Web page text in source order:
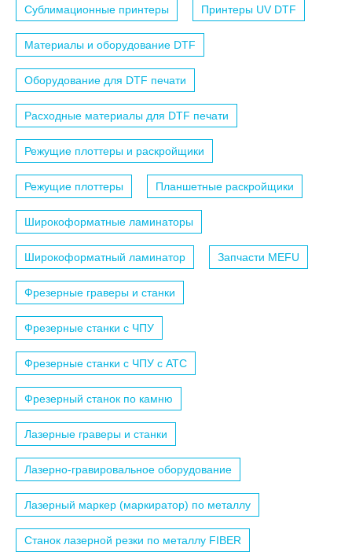
Сублимационные принтеры Принтеры UV DTF
Материалы и оборудование DTF
Оборудование для DTF печати
Расходные материалы для DTF печати
Режущие плоттеры и раскройщики
Режущие плоттеры Планшетные раскройщики
Широкоформатные ламинаторы
Широкоформатный ламинатор Запчасти MEFU
Фрезерные граверы и станки
Фрезерные станки с ЧПУ
Фрезерные станки с ЧПУ c АТС
Фрезерный станок по камню
Лазерные граверы и станки
Лазерно-гравировальное оборудование
Лазерный маркер (маркиратор) по металлу
Станок лазерной резки по металлу FIBER